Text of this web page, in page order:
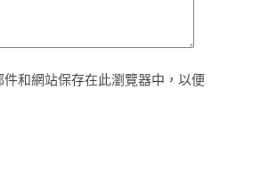
和網站保存在此瀏覽器中，以便